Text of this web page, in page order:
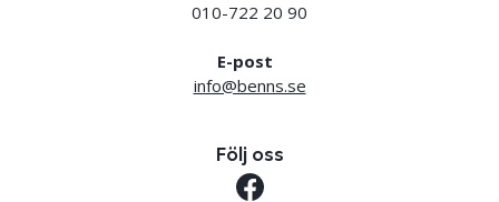
010-722 20 90
E-post
info@benns.se
Följ oss